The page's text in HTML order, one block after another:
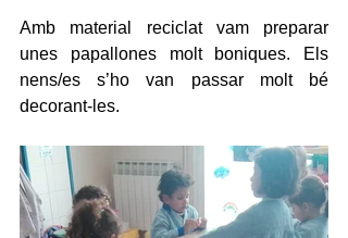
Amb material reciclat vam preparar
unes papallones molt boniques. Els
nens/es s’ho van passar molt bé
decorant-les.